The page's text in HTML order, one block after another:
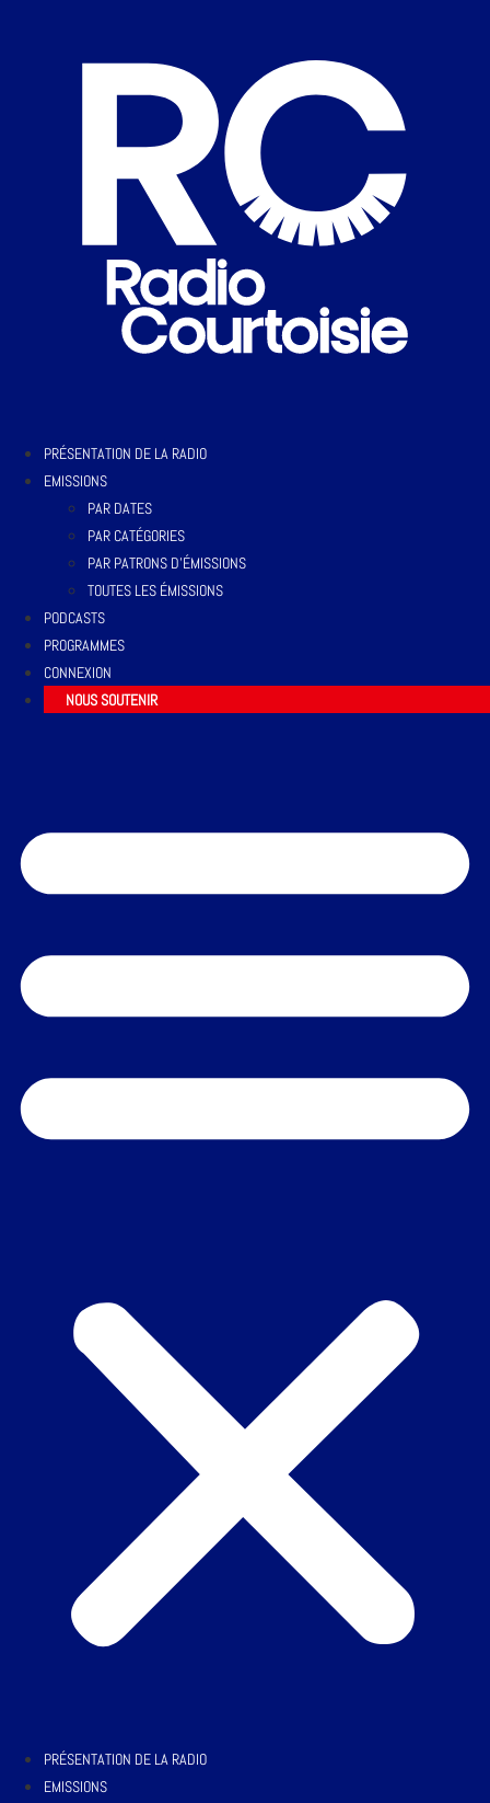
PRÉSENTATION DE LA RADIO
EMISSIONS
PAR DATES
PAR CATÉGORIES
PAR PATRONS D’ÉMISSIONS
TOUTES LES ÉMISSIONS
PODCASTS
PROGRAMMES
CONNEXION
NOUS SOUTENIR
PRÉSENTATION DE LA RADIO
EMISSIONS